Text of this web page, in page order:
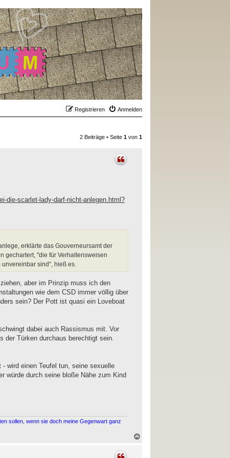
Anmelden
Registrieren
2 Beiträge • Seite 1 von 1
die-scarlet-lady-darf-nicht-anlegen.html?
erklärte das Gouverneursamt der
gechartert, "die für Verhaltensweisen
sind", hieß es.
aber im Prinzip muss ich den
wie dem CSD immer völlig über
sein? Der Pott ist quasi ein Loveboat
dabei auch Rassismus mit. Vor
der Türken durchaus berechtigt sein.
wird einen Teufel tun, seine sexuelle
würde durch seine bloße Nähe zum Kind
sollen, wenn sie doch meine Gegenwart ganz